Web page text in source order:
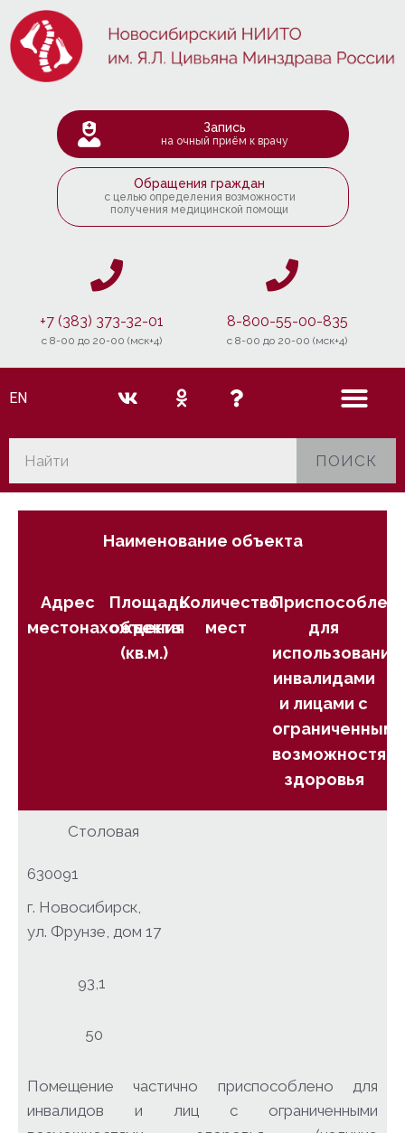
Запись
на очный приём к врачу
Обращения граждан
с целью определения возможности
получения медицинской помощи
+7 (383) 373-32-01
c 8-00 до 20-00 (мск+4)
8-800-55-00-835
c 8-00 до 20-00 (мск+4)
EN
ПОИСК
Наименование объекта
Адрес
местонахождения
Площадь
объекта
(кв.м.)
Количество
мест
для
использования
инвалидами
и лицами с
ограниченными
здоровья
Столовая
630091
г. Новосибирск,
ул. Фрунзе, дом 17
93,1
50
Помещение частично приспособлено для
инвалидов и лиц с ограниченными